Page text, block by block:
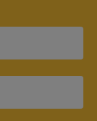
så den vet jag
1